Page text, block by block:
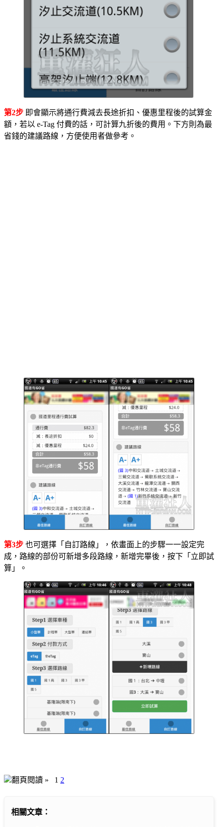
第2步 即會顯示將通行費減去長途折扣、優惠里程後的試算金
額，若以 e-Tag 付費的話，可計算九折後的費用。下方則為最
省錢的建議路線，方便使用者做參考。
第3步 也可選擇「自訂路線」，依畫面上的步驟一一設定完
成，路線的部份可新增多段路線，新增完畢後，按下「立即試
算」。
翻頁閱讀 » 1 2
相關文章：